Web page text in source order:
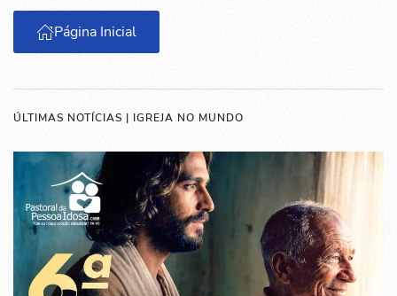
Página Inicial
ÚLTIMAS NOTÍCIAS | IGREJA NO MUNDO